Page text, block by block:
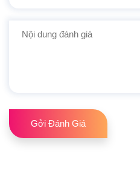
Gởi Đánh Giá